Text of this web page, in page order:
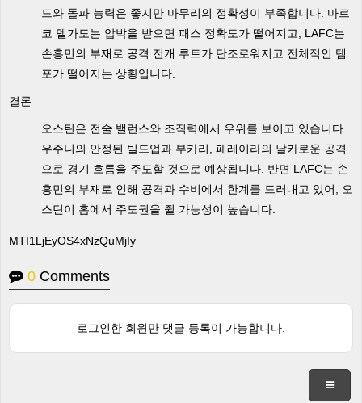
드와 돌파 능력은 좋지만 마무리의 정확성이 부족합니다. 마르
코 델가도는 압박을 받으면 패스 정확도가 떨어지고, LAFC는
손흥민의 부재로 공격 전개 루트가 단조로워지고 전체적인 템
포가 떨어지는 상황입니다.
결론
오스틴은 전술 밸런스와 조직력에서 우위를 보이고 있습니다.
우주니의 안정된 빌드업과 부카리, 페레이라의 날카로운 공격
으로 경기 흐름을 주도할 것으로 예상됩니다. 반면 LAFC는 손
흥민의 부재로 인해 공격과 수비에서 한계를 드러내고 있어, 오
스틴이 홈에서 주도권을 쥘 가능성이 높습니다.
MTI1LjEyOS4xNzQuMjIy
0 Comments
로그인한 회원만 댓글 등록이 가능합니다.